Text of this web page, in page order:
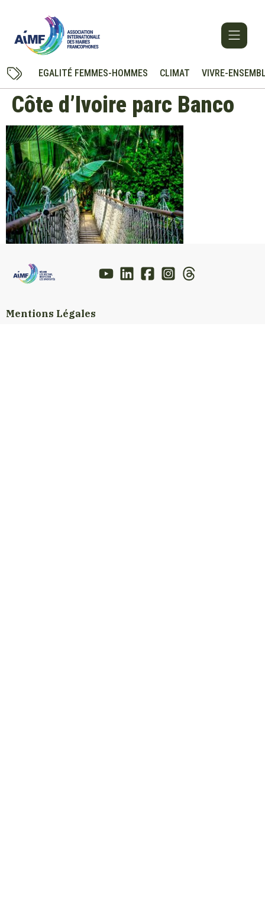
EGALITÉ FEMMES-HOMMES CLIMAT VIVRE-
Côte d’Ivoire parc Banco
Mentions Légales